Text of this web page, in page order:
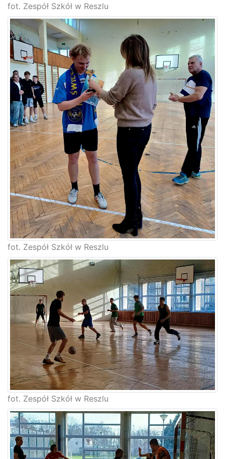
fot. Zespół Szkół w Reszlu
fot. Zespół Szkół w Reszlu
fot. Zespół Szkół w Reszlu